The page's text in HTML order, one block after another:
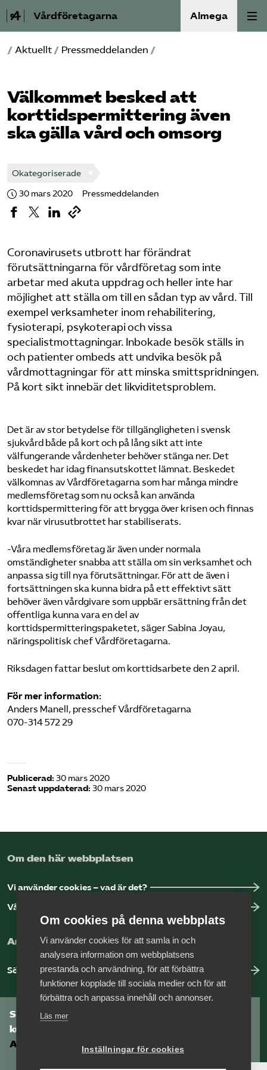
Vårdföretagarna Almega
Välfärdskriminalitet
Valmanifest
Medlemskap
Om oss
Kontakt
Pressrum
Mina sidor
Privat Vårdfakta
Bli medlem
Sök på vardforetagarna.se
Press
In English
/ Aktuellt / Pressmeddelanden /
Välkommet besked att
korttidspermittering även
ska gälla vård och omsorg
Okategoriserade
30 mars 2020 Pressmeddelanden
Coronavirusets utbrott har förändrat
förutsättningarna för vårdföretag som inte
arbetar med akuta uppdrag och heller inte har
möjlighet att ställa om till en sådan typ av vård. Till
exempel verksamheter inom rehabilitering,
fysioterapi, psykoterapi och vissa
specialistmottagningar. Inbokade besök ställs in
och patienter ombeds att undvika besök på
vårdmottagningar för att minska smittspridningen.
På kort sikt innebär det likviditetsproblem.
Det är av stor betydelse för tillgängligheten i svensk
sjukvård både på kort och på lång sikt att inte
välfungerande vårdenheter behöver stänga ner. Det
beskedet har idag finansutskottet lämnat. Beskedet
välkomnas av Vårdföretagarna som har många mindre
medlemsföretag som nu också kan använda
korttidspermittering för att brygga över krisen och finnas
kvar när virusutbrottet har stabiliserats.
-Våra medlemsföretag är även under normala
omständigheter snabba att ställa om sin verksamhet och
anpassa sig till nya förutsättningar. För att de även i
fortsättningen ska kunna bidra på ett effektivt sätt
behöver även vårdgivare som uppbär ersättning från det
offentliga kunna vara en del av
korttidspermitteringspaketet, säger Sabina Joyau,
näringspolitisk chef Vårdföretagarna.
Riksdagen fattar beslut om korttidsarbete den 2 april.
För mer information:
Anders Manell, presschef Vårdföretagarna
070-314 572 29
Publicerad: 30 mars 2020
Senast uppdaterad: 30 mars 2020
Om den här webbplatsen
Vi använder cookies – vad är det?
Vår dataskyddspolicy
Arbeta hos Vårdföretagarna?
Sök jobb hos oss
Som medlem har du tillgång till vår digitala
kunskapsbank
Arbetsgivarguiden
Om cookies på denna webbplats
Vi använder cookies för att samla in och
analysera information om webbplatsens
prestanda och användning, för att förbättra
funktioner kopplade till sociala medier och för att
förbättra och anpassa innehåll och annonser.
Läs mer
Inställningar för cookies